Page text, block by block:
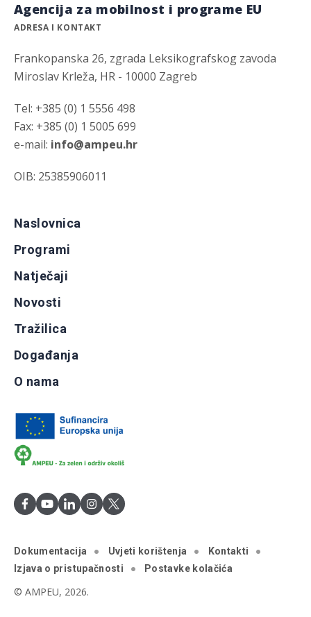
Agencija za mobilnost i programe EU
ADRESA I KONTAKT
Frankopanska 26, zgrada Leksikografskog zavoda
Miroslav Krleža, HR - 10000 Zagreb
Tel: +385 (0) 1 5556 498
Fax: +385 (0) 1 5005 699
e-mail: info@ampeu.hr
OIB: 25385906011
Naslovnica
Programi
Natječaji
Novosti
Tražilica
Događanja
O nama
Dokumentacija Uvjeti korištenja
Kontakti
Izjava o pristupačnosti
Postavke kolačića
© AMPEU, 2026.